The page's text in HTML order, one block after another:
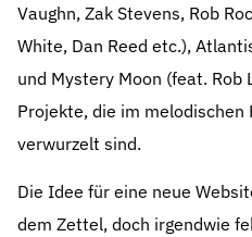
Vaughn, Zak Stevens, Rob
White, Dan Reed etc.),
und Mystery Moon (feat. Rob
Projekte, die im melodischen
verwurzelt sind.
Die Idee für eine neue
dem Zettel, doch irgendwie